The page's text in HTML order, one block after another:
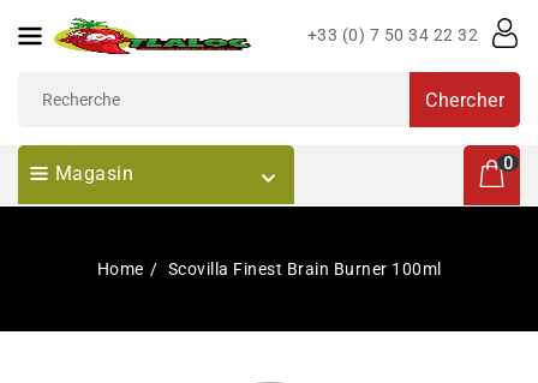
Au
+33 (0) 7 50 34 22 32
Chercher
Magasin 0
0
Home Scovilla Finest Brain Burner 100ml